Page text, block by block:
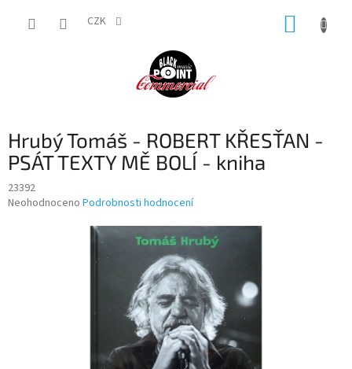
CZK
Hrubý Tomáš - ROBERT KŘESŤAN -
PSÁT TEXTY MĚ BOLÍ - kniha
23392
Průměrné
Neohodnoceno Podrobnosti hodnocení